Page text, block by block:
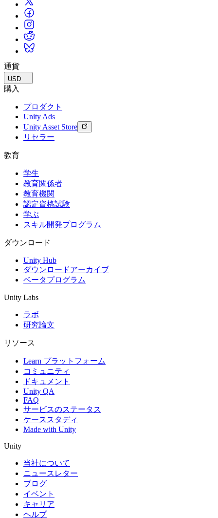
通貨
USD
購入
プロダクト
Unity Ads
Unity Asset Store
リセラー
教育
学生
教育関係者
教育機関
認定資格試験
学ぶ
スキル開発プログラム
ダウンロード
Unity Hub
ダウンロードアーカイブ
ベータプログラム
Unity Labs
ラボ
研究論文
リソース
Learn プラットフォーム
コミュニティ
ドキュメント
Unity QA
FAQ
サービスのステータス
ケーススタディ
Made with Unity
Unity
当社について
ニュースレター
ブログ
イベント
キャリア
ヘルプ